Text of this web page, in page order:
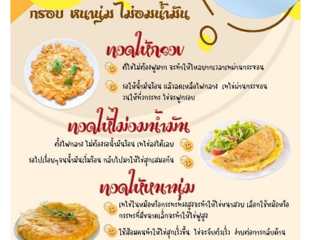
คณะกรรมการประจำโรงเรียนการเรือน
คลิปสาระเทคนิคสไตส์การเรือน
คลิปเทคนิคการทำอาหารง่าย ๆ สไตล์เด็กหอ
ค่าเล่าเรียน
ค่าเล่าเรียน
คำสั่งแต่งตั้งคณะกรรมการด้านต่าง ๆ